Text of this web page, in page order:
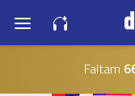
Faltam